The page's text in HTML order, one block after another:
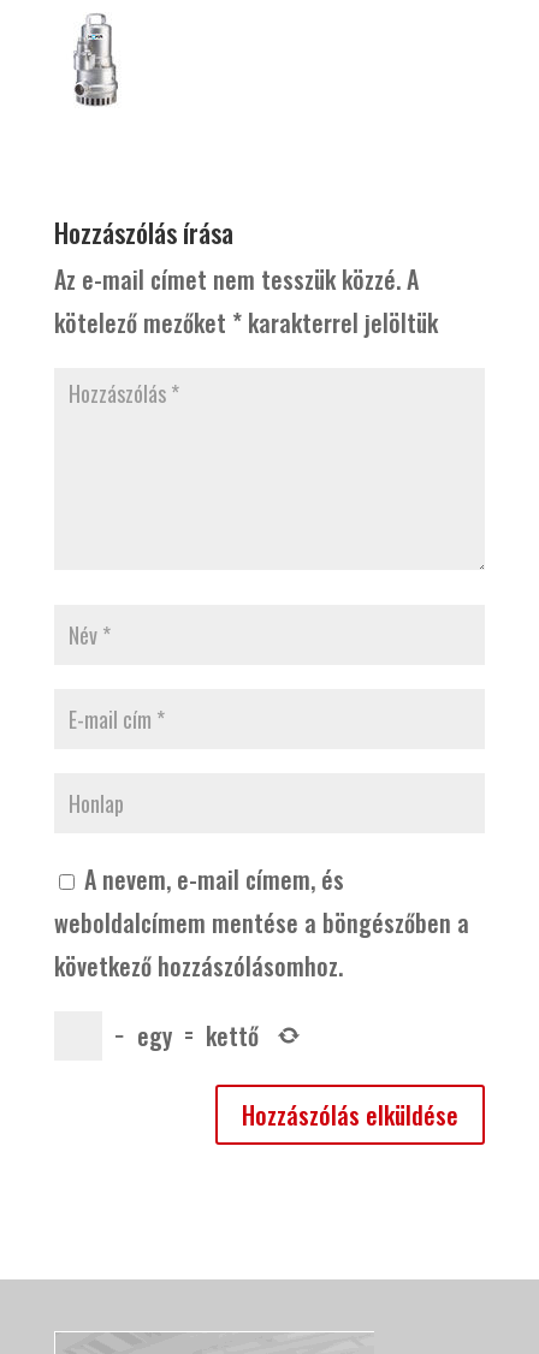
Hozzászólás írása
Az e-mail címet nem tesszük közzé.A
kötelező mezőket *karakterrel jelöltük
A nevem, e-mail címem, és
weboldalcímem mentése a böngészőben a
következő hozzászólásomhoz.
− egy = kettő